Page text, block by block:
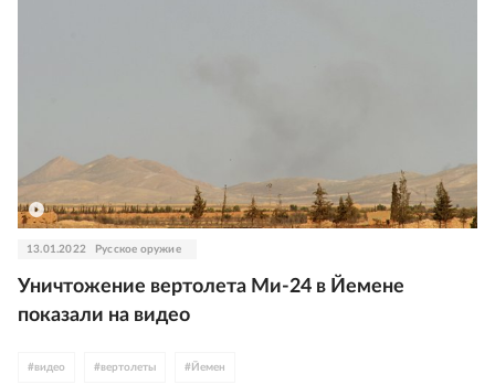
13.01.2022 Русское оружие
Уничтожение вертолета Ми-24 в Йемене
показали на видео
#видео #вертолеты # Йемен